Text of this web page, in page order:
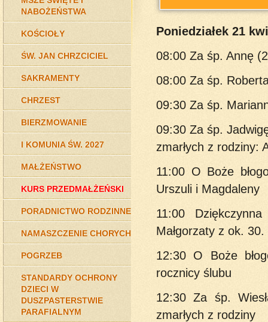
NABOŻEŃSTWA
KOŚCIOŁY
ŚW. JAN CHRZCICIEL
SAKRAMENTY
CHRZEST
BIERZMOWANIE
I KOMUNIA ŚW. 2027
MAŁŻEŃSTWO
KURS PRZEDMAŁŻEŃSKI
PORADNICTWO RODZINNE
NAMASZCZENIE CHORYCH
POGRZEB
STANDARDY OCHRONY
DZIECI W
DUSZPASTERSTWIE
PARAFIALNYM
Poniedziałek 21
08:00 Za śp. Annę
08:00 Za śp.
09:30 Za śp.
09:30 Za śp.
zmarłych z rodziny:
11:00 O Boże
Urszuli i Magdaleny
11:00
Małgorzaty z ok.
12:30 O Boże
rocznicy ślubu
12:30 Za śp.
zmarłych z rodziny